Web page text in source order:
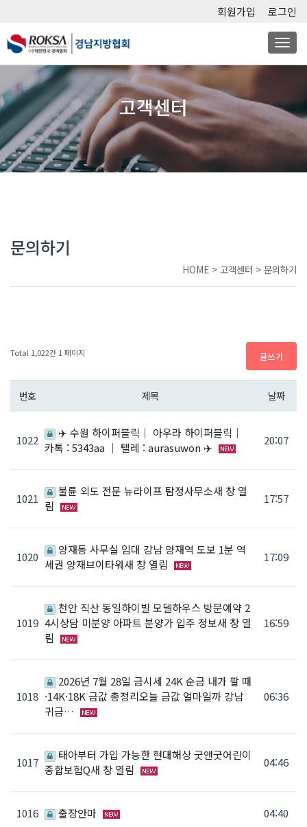
회원가입 로그인
고객센터
문의하기
HOME > 고객센터 > 문의하기
Total 1,022건 1 페이지 글쓰기
번호 제목 날짜
1022
✈️ 수원 하이퍼블릭｜ 아우라 하이퍼블릭｜
카톡 : 5343aa ｜ 텔레 : aurasuwon ✈️
20:07
1021
불륜 외도 전문 뉴라이프 탐정사무소새 창 열
림
17:57
1020
양재동 사무실 임대 강남 양재역 도보 1분 역
세권 양재브이타워새 창 열림
17:09
1019
천안 직산 동일하이빌 모델하우스 방문예약 2
4시상담 미분양 아파트 분양가 입주 정보새 창 열
림
16:59
1018
2026년 7월 28일 금시세 24K 순금 내가 팔 때
·14K·18K 금값 총정리오늘 금값 얼마일까 강남
귀금…
06:36
1017
태아부터 가입 가능한 현대해상 굿앤굿어린이
종합보험Q새 창 열림
04:46
1016 출장안마 04:40